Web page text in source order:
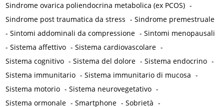
Sindrome ovarica poliendocrina metabolica (ex PCOS) -
Sindrome post traumatica da stress -Sindrome premestruale
-Sintomi addominali da compressione -Sintomi menopausali
-Sistema affettivo -Sistema cardiovascolare -
Sistema cognitivo -Sistema del dolore -Sistema endocrino -
Sistema immunitario -Sistema immunitario di mucosa -
Sistema motorio -Sistema neurovegetativo -
Sistema ormonale -Smartphone -Sobrietà -